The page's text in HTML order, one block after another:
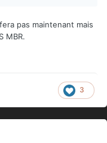
ce qui est
pas maintenant mais
MBR.
3